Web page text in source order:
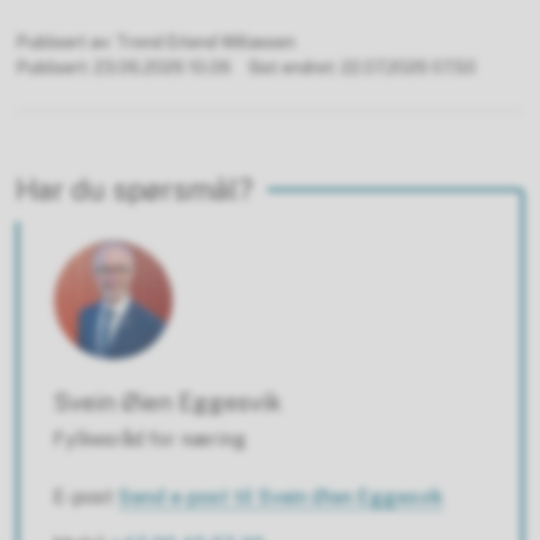
Publisert av
Trond Erlend Willassen
Publisert
Sist endret
Har du spørsmål?
Svein Øien Eggesvik
Fylkesråd for næring
E-post Send e-post til Svein Øien Eggesvik